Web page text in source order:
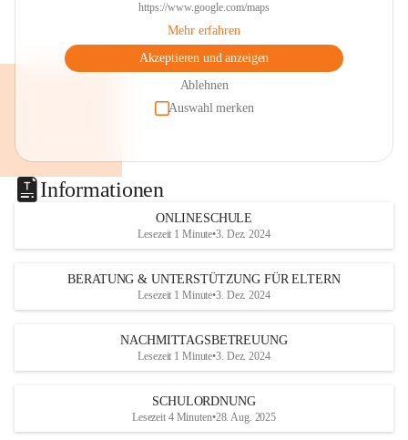
https://www.google.com/maps
Mehr erfahren
Akzeptieren und anzeigen
Ablehnen
Auswahl merken
Informationen
ONLINESCHULE
Lesezeit 1 Minute•3. Dez. 2024
BERATUNG & UNTERSTÜTZUNG FÜR ELTERN
Lesezeit 1 Minute•3. Dez. 2024
NACHMITTAGSBETREUUNG
Lesezeit 1 Minute•3. Dez. 2024
SCHULORDNUNG
Lesezeit 4 Minuten•28. Aug. 2025